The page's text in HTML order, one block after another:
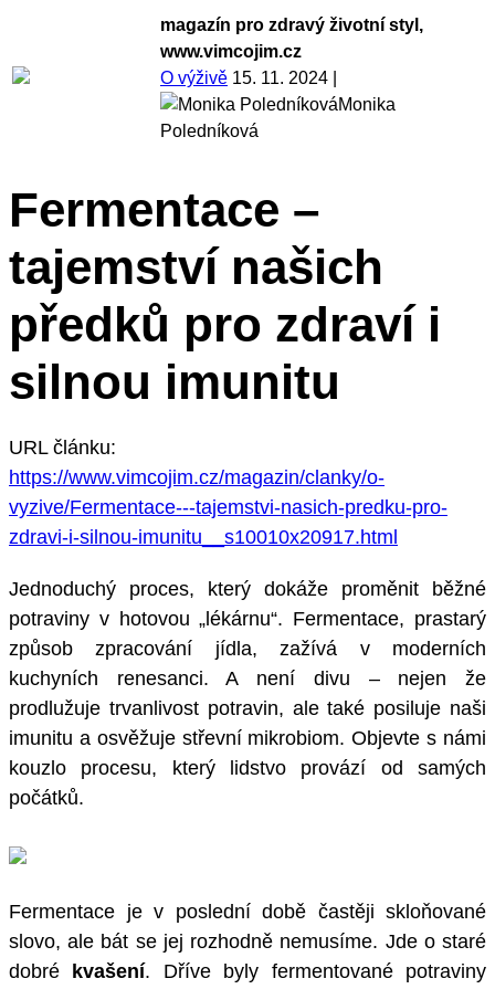
magazín pro zdravý životní styl,
www.vimcojim.cz
O výživě 15. 11. 2024
Monika
Poledníková
Fermentace –
tajemství našich
předků pro zdraví i
silnou imunitu
URL článku:
https://www.vimcojim.cz/magazin/clanky/o-
vyzive/Fermentace---tajemstvi-nasich-predku-pro-
zdravi-i-silnou-imunitu__s10010x20917.html
Jednoduchý proces, který dokáže proměnit běžné
potraviny v hotovou „lékárnu“. Fermentace, prastarý
způsob zpracování jídla, zažívá v moderních
kuchyních renesanci. A není divu – nejen že
prodlužuje trvanlivost potravin, ale také posiluje naši
imunitu a osvěžuje střevní mikrobiom. Objevte s námi
kouzlo procesu, který lidstvo provází od samých
počátků.
Fermentace je v poslední době častěji skloňované
slovo, ale bát se jej rozhodně nemusíme. Jde o staré
dobré
kvašení. Dříve byly fermentované potraviny